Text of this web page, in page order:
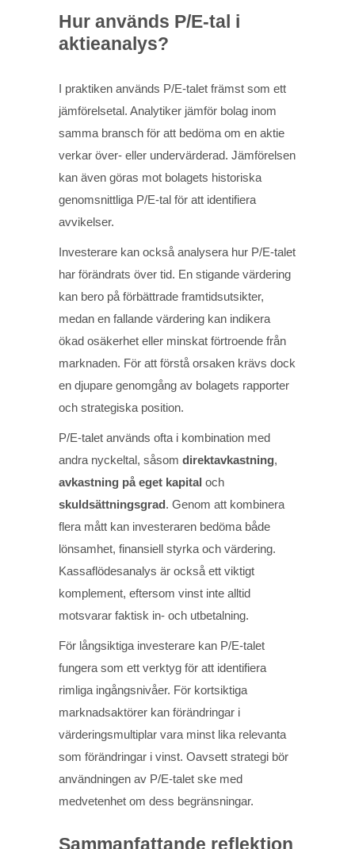
Hur används P/E-tal i
aktieanalys?
I praktiken används P/E-talet främst som ett
jämförelsetal. Analytiker jämför bolag inom
samma bransch för att bedöma om en aktie
verkar över- eller undervärderad. Jämförelsen
kan även göras mot bolagets historiska
genomsnittliga P/E-tal för att identifiera
avvikelser.
Investerare kan också analysera hur P/E-talet
har förändrats över tid. En stigande värdering
kan bero på förbättrade framtidsutsikter,
medan en fallande värdering kan indikera
ökad osäkerhet eller minskat förtroende från
marknaden. För att förstå orsaken krävs dock
en djupare genomgång av bolagets rapporter
och strategiska position.
P/E-talet används ofta i kombination med
andra nyckeltal, såsom direktavkastning,
avkastning på eget kapital och
skuldsättningsgrad. Genom att kombinera
flera mått kan investeraren bedöma både
lönsamhet, finansiell styrka och värdering.
Kassaflödesanalys är också ett viktigt
komplement, eftersom vinst inte alltid
motsvarar faktisk in- och utbetalning.
För långsiktiga investerare kan P/E-talet
fungera som ett verktyg för att identifiera
rimliga ingångsnivåer. För kortsiktiga
marknadsaktörer kan förändringar i
värderingsmultiplar vara minst lika relevanta
som förändringar i vinst. Oavsett strategi bör
användningen av P/E-talet ske med
medvetenhet om dess begränsningar.
Sammanfattande reflektion